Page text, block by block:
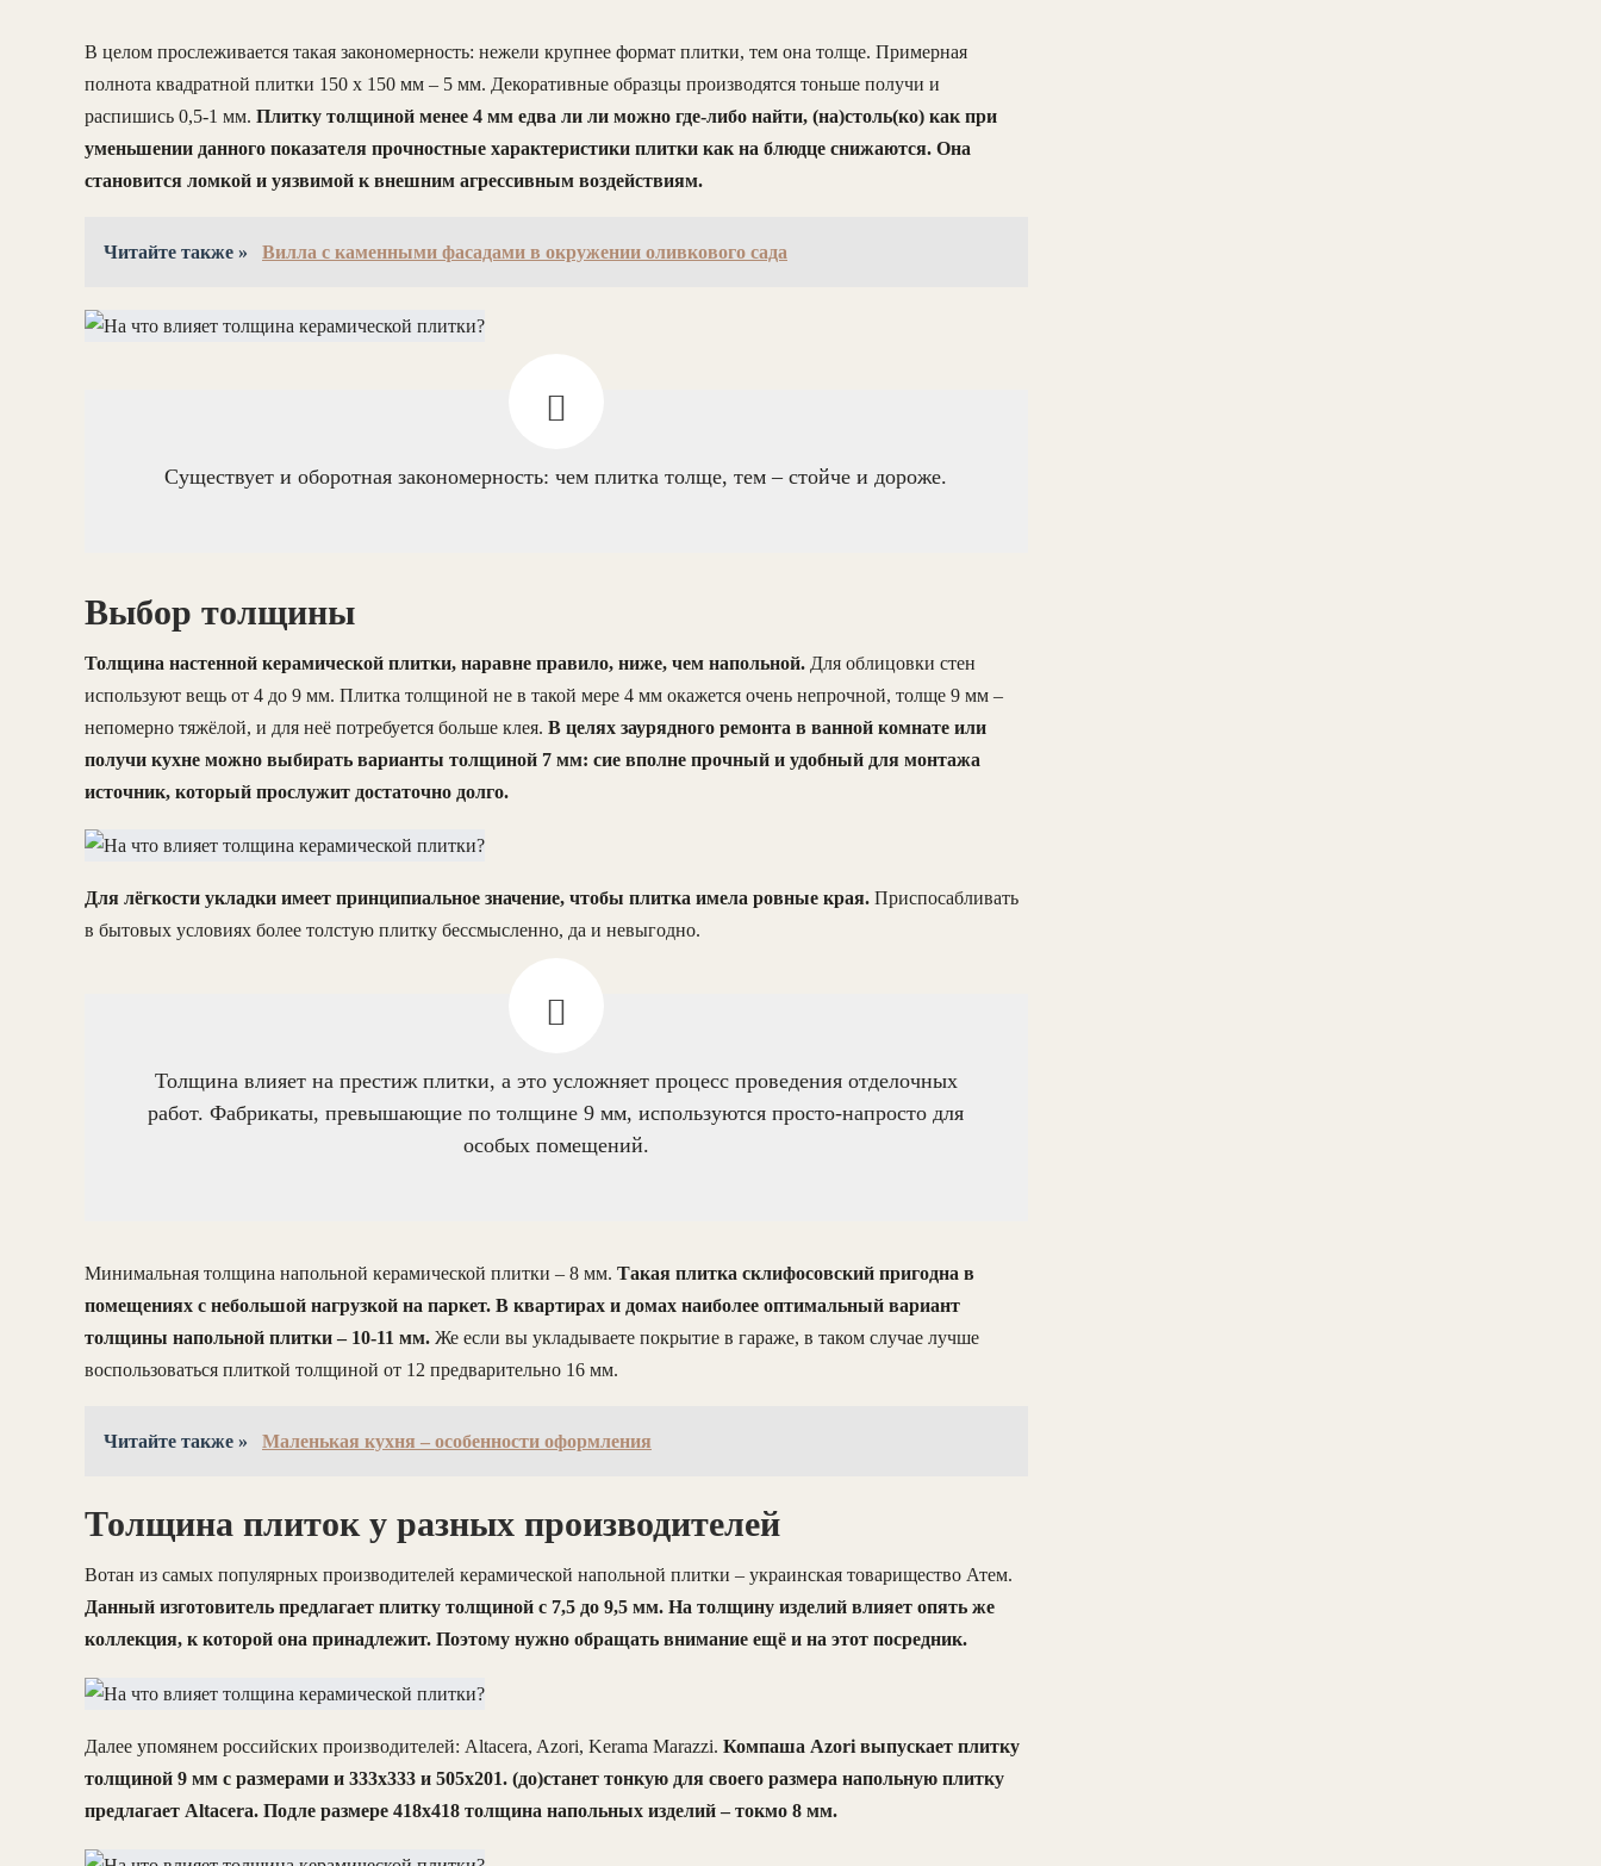
В целом прослеживается такая закономерность: нежели крупнее формат плитки, тем она толще. Примерная
полнота квадратной плитки 150 х 150 мм – 5 мм. Декоративные образцы производятся тоньше получи и
распишись 0,5-1 мм. Плитку толщиной менее 4 мм едва ли ли можно где-либо найти, (на)столь(ко) как при
уменьшении данного показателя прочностные характеристики плитки как на блюдце снижаются. Она
становится ломкой и уязвимой к внешним агрессивным воздействиям.
Читайте также » Вилла с каменными фасадами в окружении оливкового сада
Существует и оборотная закономерность: чем плитка толще, тем – стойче и дороже.
Выбор толщины
Толщина настенной керамической плитки, наравне правило, ниже, чем напольной. Для облицовки стен
используют вещь от 4 до 9 мм. Плитка толщиной не в такой мере 4 мм окажется очень непрочной, толще 9 мм –
непомерно тяжёлой, и для неё потребуется больше клея. В целях заурядного ремонта в ванной комнате или
получи кухне можно выбирать варианты толщиной 7 мм: сие вполне прочный и удобный для монтажа
источник, который прослужит достаточно долго.
Для лёгкости укладки имеет принципиальное значение, чтобы плитка имела ровные края. Приспосабливать
в бытовых условиях более толстую плитку бессмысленно, да и невыгодно.
Толщина влияет на престиж плитки, а это усложняет процесс проведения отделочных
работ. Фабрикаты, превышающие по толщине 9 мм, используются просто-напросто для
особых помещений.
Минимальная толщина напольной керамической плитки – 8 мм. Такая плитка склифосовский пригодна в
помещениях с небольшой нагрузкой на паркет. В квартирах и домах наиболее оптимальный вариант
толщины напольной плитки – 10-11 мм. Же если вы укладываете покрытие в гараже, в таком случае лучше
воспользоваться плиткой толщиной от 12 предварительно 16 мм.
Читайте также » Маленькая кухня – особенности оформления
Толщина плиток у разных производителей
Вотан из самых популярных производителей керамической напольной плитки – украинская товарищество Атем.
Данный изготовитель предлагает плитку толщиной с 7,5 до 9,5 мм. На толщину изделий влияет опять же
коллекция, к которой она принадлежит. Поэтому нужно обращать внимание ещё и на этот посредник.
Далее упомянем российских производителей: Altacera, Azori, Kerama Marazzi. Компаша Azori выпускает плитку
толщиной 9 мм с размерами и 333х333 и 505х201. (до)станет тонкую для своего размера напольную плитку
предлагает Altacera. Подле размере 418х418 толщина напольных изделий – токмо 8 мм.